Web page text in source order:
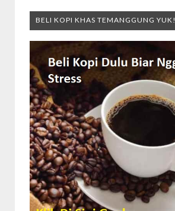
BELI KOPI KHAS TEMANGGUNG YUK!